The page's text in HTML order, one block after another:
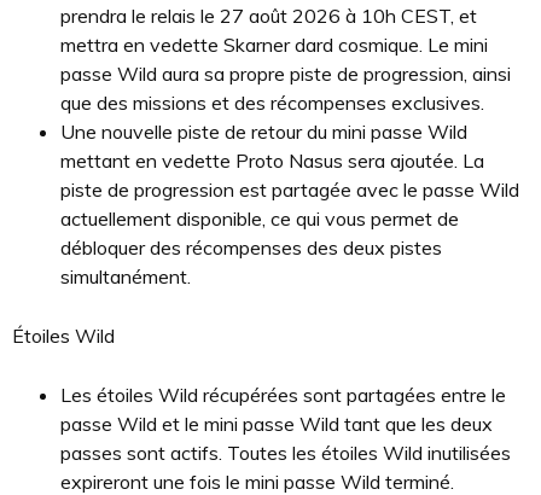
prendra le relais le 27 août 2026 à 10h CEST, et
mettra en vedette Skarner dard cosmique. Le mini
passe Wild aura sa propre piste de progression, ainsi
que des missions et des récompenses exclusives.
Une nouvelle piste de retour du mini passe Wild
mettant en vedette Proto Nasus sera ajoutée. La
piste de progression est partagée avec le passe Wild
actuellement disponible, ce qui vous permet de
débloquer des récompenses des deux pistes
simultanément.
Étoiles Wild
Les étoiles Wild récupérées sont partagées entre le
passe Wild et le mini passe Wild tant que les deux
passes sont actifs. Toutes les étoiles Wild inutilisées
expireront une fois le mini passe Wild terminé.